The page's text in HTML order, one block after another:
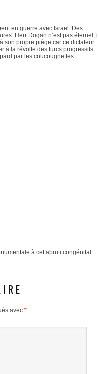
en guerre avec Israël. Des
Herr Dogan n’est pas éternel, il
son propre piège car ce dictateur
à la révolte des turcs progressifs
par les coucougnettes
à cet abruti congénital
avec *